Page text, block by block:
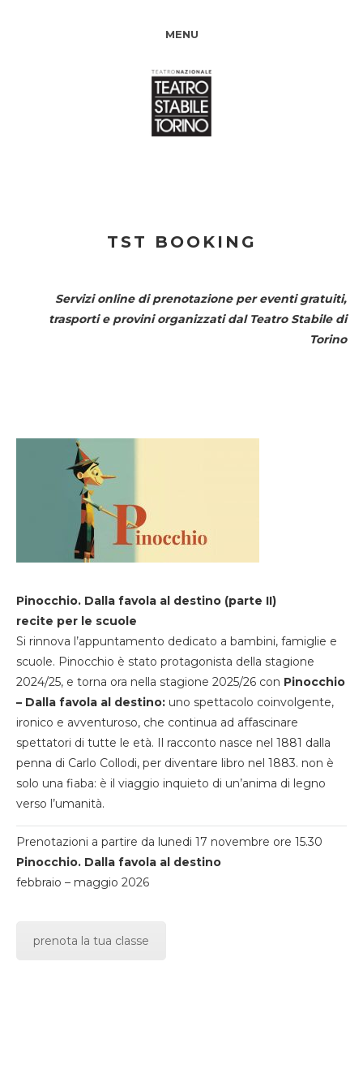
MENU
TST BOOKING
Servizi online di prenotazione per eventi gratuiti,
trasporti e provini organizzati dal Teatro Stabile di
Torino
Pinocchio. Dalla favola al destino (parte II)
recite per le scuole
Si rinnova l’appuntamento dedicato a bambini, famiglie e
scuole. Pinocchio è stato protagonista della stagione
2024/25, e torna ora nella stagione 2025/26 con Pinocchio
– Dalla favola al destino: uno spettacolo coinvolgente,
ironico e avventuroso, che continua ad affascinare
spettatori di tutte le età. Il racconto nasce nel 1881 dalla
penna di Carlo Collodi, per diventare libro nel 1883. non è
solo una fiaba: è il viaggio inquieto di un’anima di legno
verso l’umanità.
Prenotazioni a partire da lunedi 17 novembre ore 15.30
Pinocchio. Dalla favola al destino
febbraio – maggio 2026
prenota la tua classe